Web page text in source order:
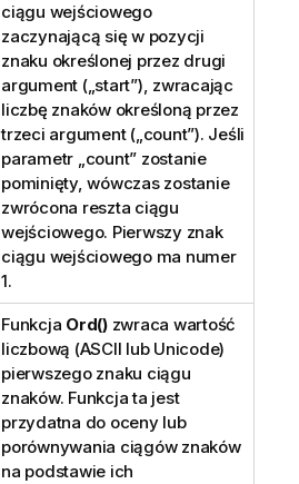
ciągu wejściowego
zaczynającą się w pozycji
znaku określonej przez drugi
argument („start”), zwracając
liczbę znaków określoną przez
trzeci argument („count”). Jeśli
parametr „count” zostanie
pominięty, wówczas zostanie
zwrócona reszta ciągu
wejściowego. Pierwszy znak
ciągu wejściowego ma numer
1.
Funkcja Ord()zwraca wartość
liczbową (ASCII lub Unicode)
pierwszego znaku ciągu
znaków. Funkcja ta jest
przydatna do oceny lub
porównywania ciągów znaków
na podstawie ich